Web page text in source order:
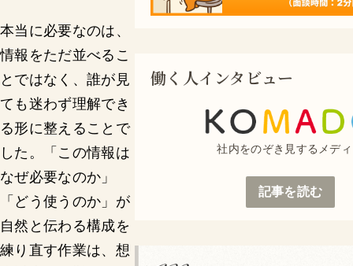
本当に必要なのは、
情報をただ並べるこ
とではなく、誰が見
ても迷わず理解でき
る形に整えることで
した。「この情報は
なぜ必要なのか」
「どう使うのか」が
自然と伝わる構成を
練り直す作業は、想
働く人インタビュー
社内をのぞき見するメデ
記事を読む